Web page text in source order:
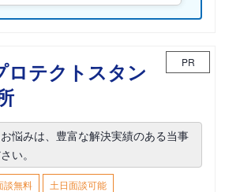
ロテクトスタン
PR
悩みは、豊富な解決実績のある当事
い。
談無料
土日面談可能